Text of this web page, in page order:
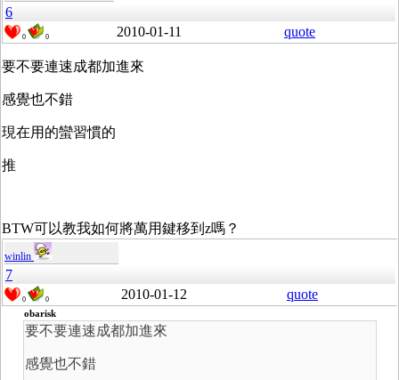
6
0 0 2010-01-11 quote
要不要連速成都加進來
感覺也不錯
現在用的蠻習慣的
推
BTW可以教我如何將萬用鍵移到z嗎？
winlin
7
0 0 2010-01-12 quote
obarisk
要不要連速成都加進來
感覺也不錯